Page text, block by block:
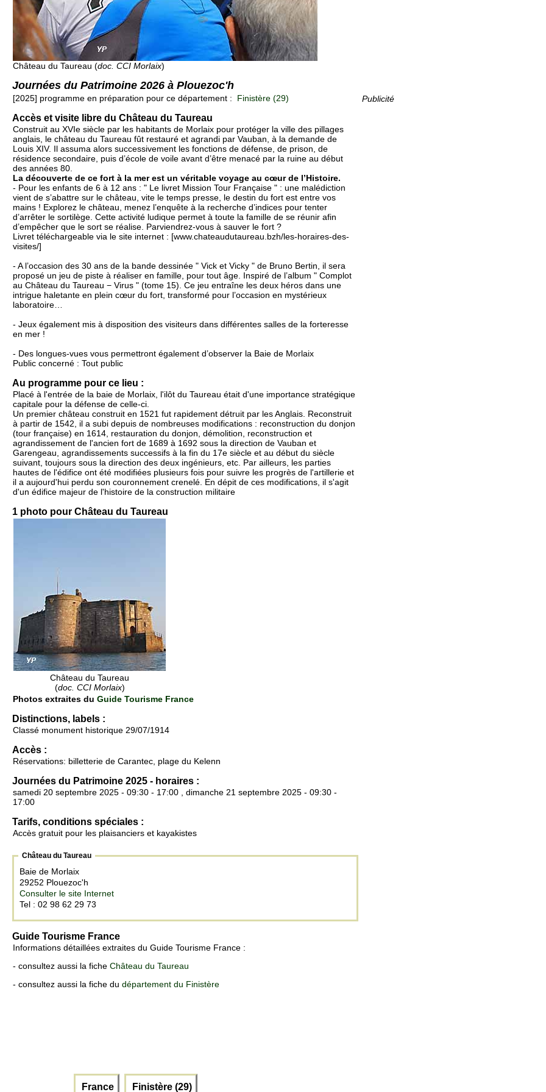
Publicité
Château du Taureau (doc. CCI Morlaix)
Journées du Patrimoine 2026 à Plouezoc'h
[2025] programme en préparation pour ce département : Finistère (29)
Accès et visite libre du Château du Taureau
Construit au XVIe siècle par les habitants de Morlaix pour protéger la ville des pillages
anglais, le château du Taureau fût restauré et agrandi par Vauban, à la demande de
Louis XIV. Il assuma alors successivement les fonctions de défense, de prison, de
résidence secondaire, puis d’école de voile avant d’être menacé par la ruine au début
des années 80.
La découverte de ce fort à la mer est un véritable voyage au cœur de l’Histoire.
- Pour les enfants de 6 à 12 ans : " Le livret Mission Tour Française " : une malédiction
vient de s’abattre sur le château, vite le temps presse, le destin du fort est entre vos
mains ! Explorez le château, menez l’enquête à la recherche d’indices pour tenter
d’arrêter le sortilège. Cette activité ludique permet à toute la famille de se réunir afin
d’empêcher que le sort se réalise. Parviendrez-vous à sauver le fort ?
Livret téléchargeable via le site internet : [www.chateaudutaureau.bzh/les-horaires-des-
visites/]
- A l’occasion des 30 ans de la bande dessinée " Vick et Vicky " de Bruno Bertin, il sera
proposé un jeu de piste à réaliser en famille, pour tout âge. Inspiré de l’album " Complot
au Château du Taureau − Virus " (tome 15). Ce jeu entraîne les deux héros dans une
intrigue haletante en plein cœur du fort, transformé pour l’occasion en mystérieux
laboratoire…
- Jeux également mis à disposition des visiteurs dans différentes salles de la forteresse
en mer !
- Des longues-vues vous permettront également d’observer la Baie de Morlaix
Public concerné : Tout public
Au programme pour ce lieu :
Placé à l'entrée de la baie de Morlaix, l'ilôt du Taureau était d'une importance stratégique
capitale pour la défense de celle-ci.
Un premier château construit en 1521 fut rapidement détruit par les Anglais. Reconstruit
à partir de 1542, il a subi depuis de nombreuses modifications : reconstruction du donjon
(tour française) en 1614, restauration du donjon, démolition, reconstruction et
agrandissement de l'ancien fort de 1689 à 1692 sous la direction de Vauban et
Garengeau, agrandissements successifs à la fin du 17e siècle et au début du siècle
suivant, toujours sous la direction des deux ingénieurs, etc. Par ailleurs, les parties
hautes de l'édifice ont été modifiées plusieurs fois pour suivre les progrès de l'artillerie et
il a aujourd'hui perdu son couronnement crenelé. En dépit de ces modifications, il s'agit
d'un édifice majeur de l'histoire de la construction militaire
1 photo pour Château du Taureau
Château du Taureau
(doc. CCI Morlaix)
Photos extraites du Guide Tourisme France
Distinctions, labels :
Classé monument historique 29/07/1914
Accès :
Réservations: billetterie de Carantec, plage du Kelenn
Journées du Patrimoine 2025 - horaires :
samedi 20 septembre 2025 - 09:30 - 17:00 , dimanche 21 septembre 2025 - 09:30 -
17:00
Tarifs, conditions spéciales :
Accès gratuit pour les plaisanciers et kayakistes
Château du Taureau
Baie de Morlaix
29252 Plouezoc'h
Consulter le site Internet
Tel : 02 98 62 29 73
Guide Tourisme France
Informations détaillées extraites du Guide Tourisme France :
- consultez aussi la fiche Château du Taureau
- consultez aussi la fiche du département du Finistère
France Finistère (29)